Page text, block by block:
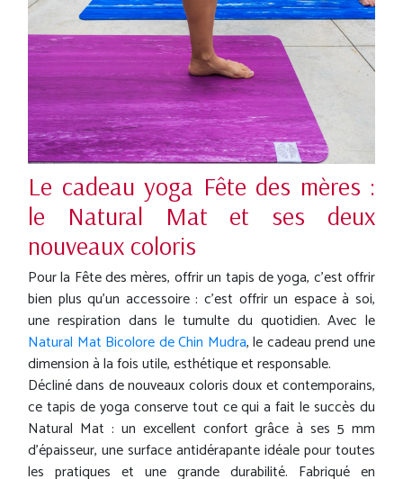
Le cadeau yoga Fête des mères :
le Natural Mat et ses deux
nouveaux coloris
Pour la Fête des mères, offrir un tapis de yoga, c’est offrir
bien plus qu’un accessoire : c’est offrir un espace à soi,
une respiration dans le tumulte du quotidien. Avec le
Natural Mat Bicolore de Chin Mudra, le cadeau prend une
dimension à la fois utile, esthétique et responsable.
Décliné dans de nouveaux coloris doux et contemporains,
ce tapis de yoga conserve tout ce qui a fait le succès du
Natural Mat : un excellent confort grâce à ses 5 mm
d’épaisseur, une surface antidérapante idéale pour toutes
les pratiques et une grande durabilité. Fabriqué en